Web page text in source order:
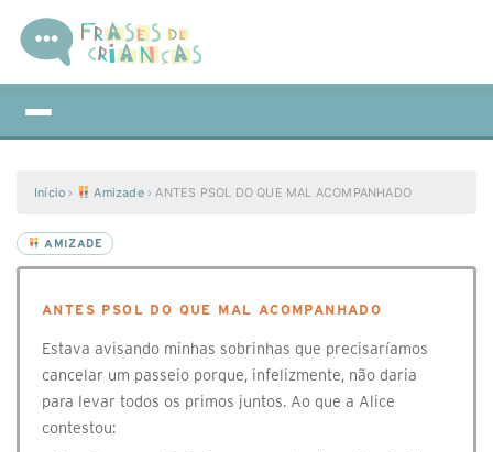
Início › Amizade ›ANTES PSOL DO QUE MAL ACOMPANHADO
AMIZADE
ANTES PSOL DO QUE MAL ACOMPANHADO
Estava avisando minhas sobrinhas que precisaríamos
cancelar um passeio porque, infelizmente, não daria
para levar todos os primos juntos. Ao que a Alice
contestou: